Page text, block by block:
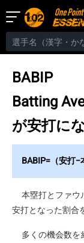
BABIP
Batting
が安打に
BABIP=（安打−
本塁打とファウ
安打となった割合
多くの機会数